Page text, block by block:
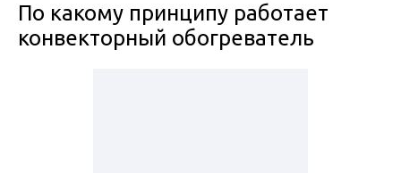
По какому принципу работает
конвекторный обогреватель